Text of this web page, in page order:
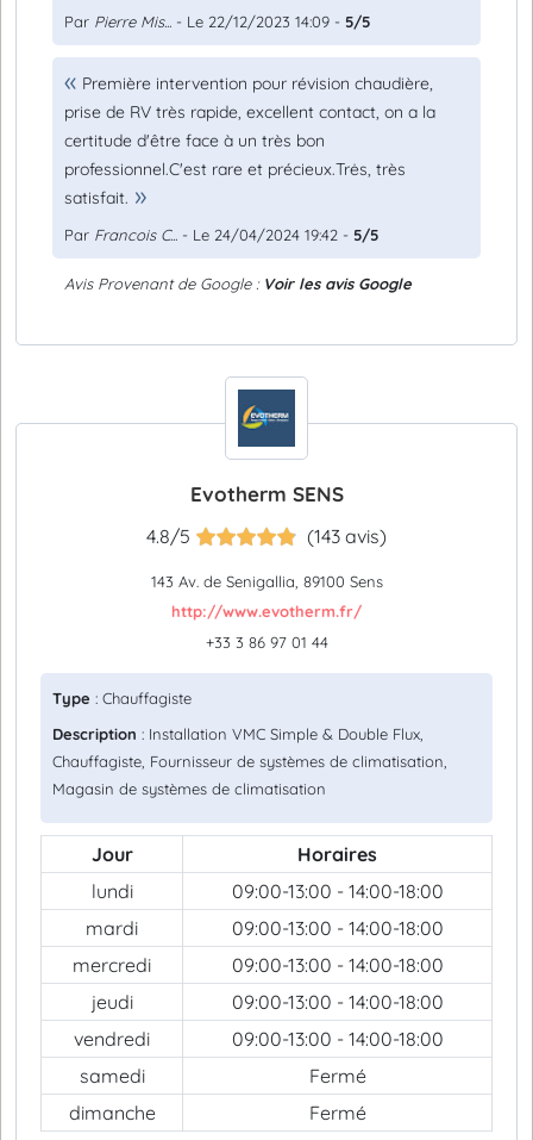
Par Pierre Mis... - Le 22/12/2023 14:09 - 5/5
Première intervention pour révision chaudière,
prise de RV très rapide, excellent contact, on a la
certitude d'être face à un très bon
professionnel.C'est rare et précieux.Trės, très
satisfait.
Par Francois C... - Le 24/04/2024 19:42 - 5/5
Avis Provenant de Google : Voir les avis Google
Evotherm SENS
4.8/5 (143 avis)
143 Av. de Senigallia, 89100 Sens
http://www.evotherm.fr/
+33 3 86 97 01 44
Type : Chauffagiste
Description : Installation VMC Simple & Double Flux,
Chauffagiste, Fournisseur de systèmes de climatisation,
Magasin de systèmes de climatisation
Jour
Horaires
lundi
09:00-13:00 - 14:00-18:00
mardi
09:00-13:00 - 14:00-18:00
mercredi
09:00-13:00 - 14:00-18:00
jeudi
09:00-13:00 - 14:00-18:00
vendredi
09:00-13:00 - 14:00-18:00
samedi
Fermé
dimanche
Fermé